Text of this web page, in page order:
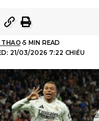
21/03/2026 7:22 CHIỀU
THAO 5 MIN READ